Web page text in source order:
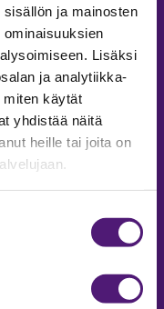
ja mainosten
Lisäksi
ja analytiikka-
miten käytät
yhdistää näitä
heille tai joita on